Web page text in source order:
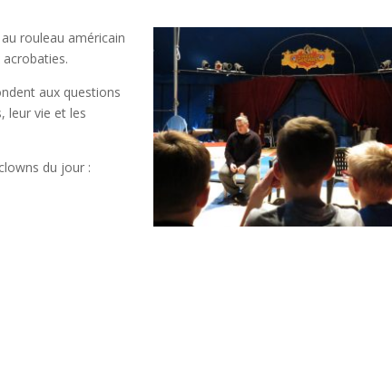
rouleau américain
aux questions
leur vie et les
du jour :